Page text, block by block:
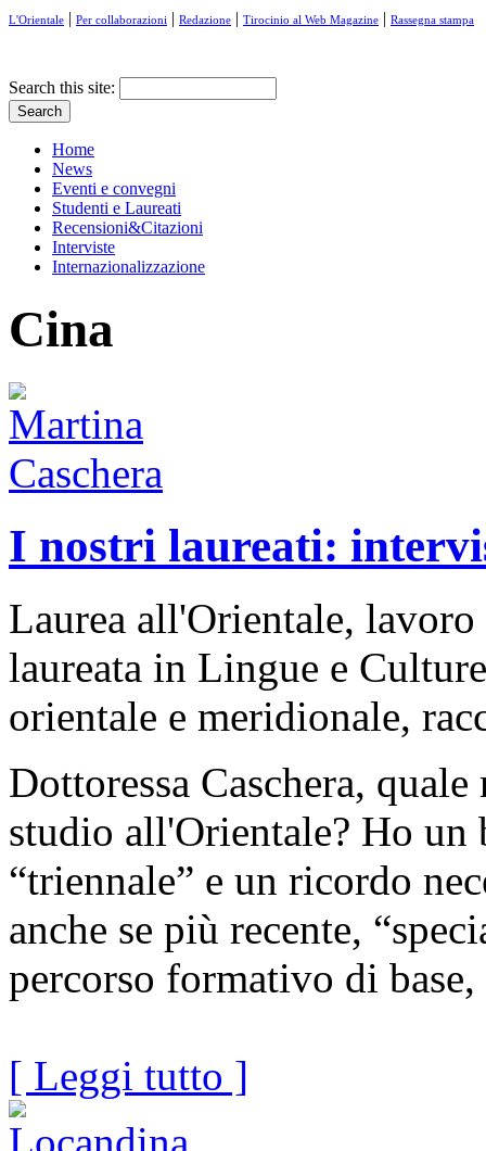
L'Orientale | Per collaborazioni | Redazione | Tirocinio al Web Magazine | Rassegna stampa
Search this site:
Home
News
Eventi e convegni
Studenti e Laureati
Recensioni&Citazioni
Interviste
Internazionalizzazione
Cina
I nostri laureati:
Laurea all'Orientale,
laureata in Lingue e
orientale e meridionale,
Dottoressa Caschera,
studio all'Orientale? Ho
“triennale” e un ricordo
anche se più recente,
percorso formativo di
[ Leggi tutto ]